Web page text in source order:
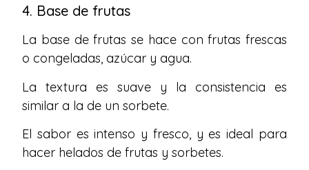
4. Base de frutas
La base de frutas se hace con frutas frescas
o congeladas, azúcar y agua.
La textura es suave y la consistencia es
similar a la de un sorbete.
El sabor es intenso y fresco, y es ideal para
hacer helados de frutas y sorbetes.